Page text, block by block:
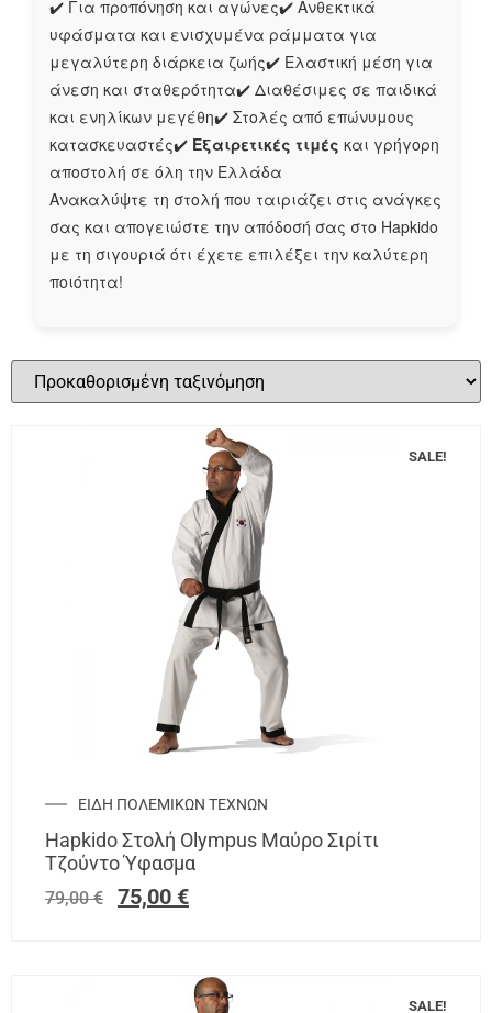
✔️ Για προπόνηση και αγώνες✔️ Ανθεκτικά
υφάσματα και ενισχυμένα ράμματα για
μεγαλύτερη διάρκεια ζωής✔️ Ελαστική μέση για
άνεση και σταθερότητα✔️ Διαθέσιμες σε παιδικά
και ενηλίκων μεγέθη✔️ Στολές από επώνυμους
κατασκευαστές✔️ Εξαιρετικές τιμές και γρήγορη
αποστολή σε όλη την Ελλάδα
Ανακαλύψτε τη στολή που ταιριάζει στις ανάγκες
σας και απογειώστε την απόδοσή σας στο Hapkido
με τη σιγουριά ότι έχετε επιλέξει την καλύτερη
ποιότητα!
SALE!
ΕΙΔΗ ΠΟΛΕΜΙΚΩΝ ΤΕΧΝΩΝ
Hapkido Στολή Olympus Μαύρο Σιρίτι
Τζούντο Ύφασμα
79,00€ 75,00 €
SALE!